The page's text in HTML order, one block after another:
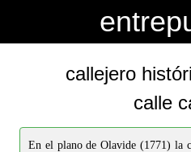
callejero
calle
En el plano de Olavide (1771) la